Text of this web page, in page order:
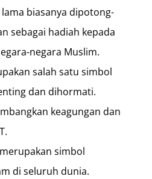
lama biasanya dipotong-
sebagai hadiah kepada
negara Muslim.
salah satu simbol
dan dihormati.
keagungan dan
simbol
di seluruh dunia.